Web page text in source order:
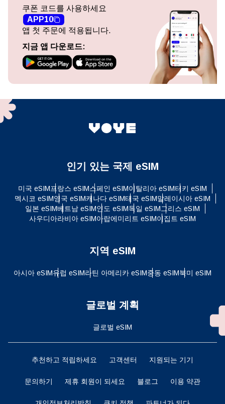
쿠폰 코드를 사용하세요
APP10
앱 첫 주문에 적용됩니다.
지금 앱 다운로드:
인기 있는 국제 eSIM
미국 eSIM프랑스 eSIM스페인 eSIM이탈리아 eSIM터키 eSIM
멕시코 eSIM영국 eSIM캐나다 eSIM태국 eSIM말레이시아 eSIM
일본 eSIM베트남 eSIM인도 eSIM독일 eSIM그리스 eSIM
사우디아라비아 eSIM아랍에미리트 eSIM이집트 eSIM
지역 eSIM
아시아 eSIM유럽 ​​eSIM라틴 아메리카 eSIM중동 eSIM북미 eSIM
글로벌 계획
글로벌 eSIM
추천하고 적립하세요 고객센터 지원되는 기기
문의하기 제휴 회원이 되세요 블로그 이용 약관